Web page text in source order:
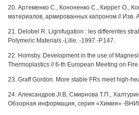
20. Артеменко С., Кононенко С., Киррет О.,
материалов, армированных капроном //
21. Delobel R. Lignifugation : les differentes
Polymeric Materials.-Lille. -1997.-P.147.
22. Homsby. Development in the use of
Thermoplastics // 6-th European Meeting on
23. Graff Gordon. More stable FRs meet high-
24. Александров JI.B, Смирнова Т.П.,
Обзорная информация, серия «Химия» -